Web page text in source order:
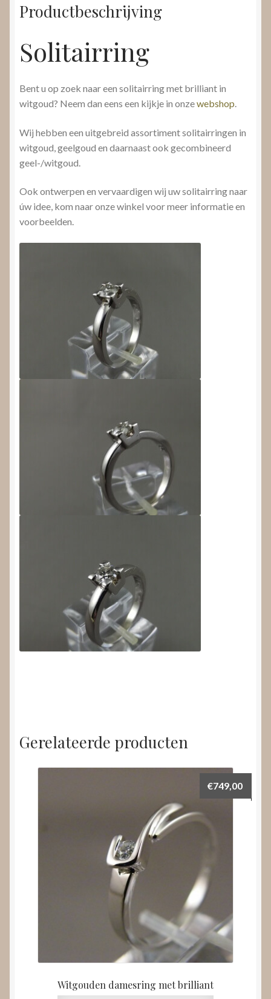
Productbeschrijving
Solitairring
Bent u op zoek naar een solitairring met brilliant in
witgoud? Neem dan eens een kijkje in onzewebshop.
Wij hebben een uitgebreid assortiment solitairringen in
witgoud, geelgoud en daarnaast ook gecombineerd
geel-/witgoud.
Ook ontwerpen en vervaardigen wij uw solitairring naar
úw idee, kom naar onze winkel voor meer informatie en
voorbeelden.
Gerelateerde producten
Witgouden damesring met brilliant
€749,00